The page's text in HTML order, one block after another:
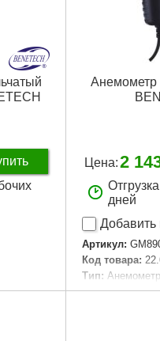
Анемометр
Цена:2
дней
Добавить
Артикул:
Код товара:
Тип:
Тип датчика: